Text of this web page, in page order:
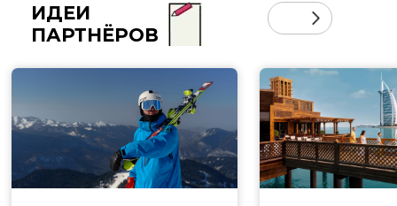
ИДЕИ
ПАРТНЁРОВ